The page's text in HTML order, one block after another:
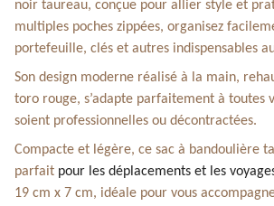
noir taureau, conçue pour allier style et
multiples poches zippées, organisez
portefeuille, clés et autres indispensables
Son design moderne réalisé à la main,
toro rouge, s’adapte parfaitement à toutes
soient professionnelles ou décontractées.
Compacte et légère, ce sac à bandoulière
parfait pour les déplacements et les
19 cm x 7 cm, idéale pour vous